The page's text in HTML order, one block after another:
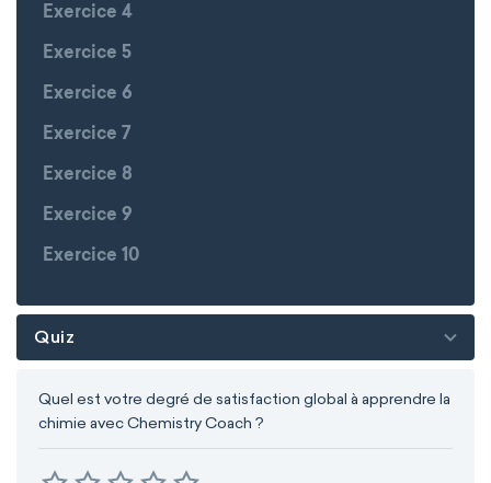
Exercice 4
Exercice 5
Exercice 6
Exercice 7
Exercice 8
Exercice 9
Exercice 10
Quiz
Quel est votre degré de satisfaction global à apprendre la
chimie avec Chemistry Coach ?